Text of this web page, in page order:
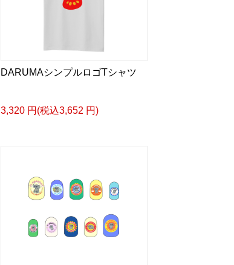
DARUMAシンプルロゴTシャツ
3,320 円(税込3,652 円)